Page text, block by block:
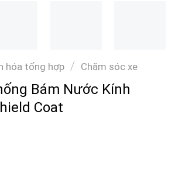
hóa tổng hợp / Chăm sóc xe
Bám Nước Kính
Coat